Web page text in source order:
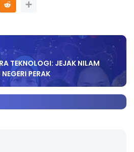
TEKNOLOGI: JEJAK NILAM
PERAK